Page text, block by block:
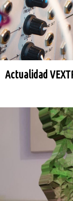
Actualidad